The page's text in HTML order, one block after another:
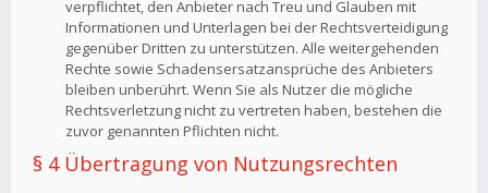
verpflichtet, den Anbieter nach Treu und Glauben mit
Informationen und Unterlagen bei der Rechtsverteidigung
gegenüber Dritten zu unterstützen. Alle weitergehenden
Rechte sowie Schadensersatzansprüche des Anbieters
bleiben unberührt. Wenn Sie als Nutzer die mögliche
Rechtsverletzung nicht zu vertreten haben, bestehen die
zuvor genannten Pflichten nicht.
§ 4 Übertragung von Nutzungsrechten